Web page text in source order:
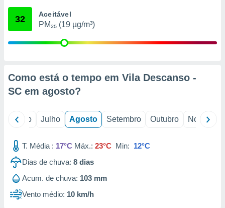
através
1199
32 Aceitável
PM₂₅ (19 µg/m³)
Como está o tempo em Vila Descanso -
SC em agosto?
Junho Julho Agosto Setembro Outubro Novembro
T. Média : 17°C Máx.: 23°C Min: 12°C
Dias de chuva: 8 dias
Acum. de chuva: 103 mm
Vento médio: 10 km/h